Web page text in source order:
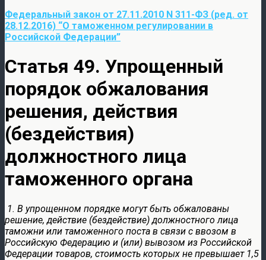
Федеральный закон от 27.11.2010 N 311-ФЗ (ред. от
28.12.2016) “О таможенном регулировании в
Российской Федерации”
Статья 49. Упрощенный
порядок обжалования
решения, действия
(бездействия)
должностного лица
таможенного органа
1. В упрощенном порядке могут быть обжалованы
решение, действие (бездействие) должностного лица
таможни или таможенного поста в связи с ввозом в
Российскую Федерацию и (или) вывозом из Российской
Федерации товаров, стоимость которых не превышает 1,5